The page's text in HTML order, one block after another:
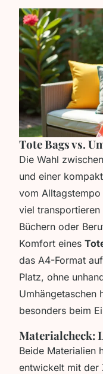
Tote Bags vs.
Die Wahl
und einer
vom
viel
Büchern oder
Komfort eines
das A4-Format
Platz, ohne
Umhängetaschen
besonders beim
Materialcheck:
Beide Materialien
entwickelt mit der